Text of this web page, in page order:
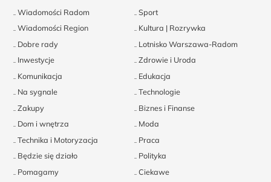
Wiadomości Radom
Sport
Wiadomości Region
Kultura | Rozrywka
Dobre rady
Lotnisko Warszawa-Radom
Inwestycje
Zdrowie i Uroda
Komunikacja
Edukacja
Na sygnale
Technologie
Zakupy
Biznes i Finanse
Dom i wnętrza
Moda
Technika i Motoryzacja
Praca
Będzie się działo
Polityka
Pomagamy
Ciekawe